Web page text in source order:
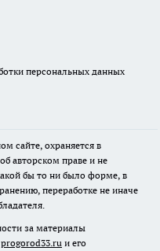
персональных данных
сайте, охраняется в
авторском праве и не
бы то ни было форме, в
переработке не иначе
за материалы
progorod33.ru и его